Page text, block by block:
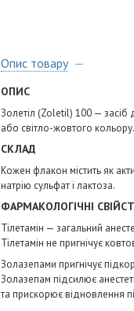
Опис товару
ОПИС
Золетіл (Zoletil) 100 — засіб
або світло-жовтого кольору.
СКЛАД
Кожен флакон містить як
натрію сульфат і лактоза.
ФАРМАКОЛОГІЧНІ
Тілетамін — загальний
Тілетамін не пригнічує
Золазепами пригнічує
Золазепам підсилює
та прискорює відновлення